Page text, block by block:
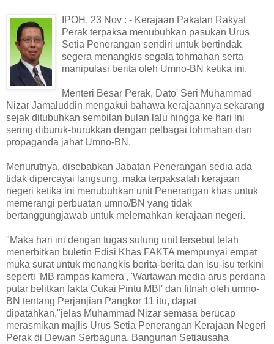
IPOH, 23 Nov : - Kerajaan Pakatan Rakyat
Perak terpaksa menubuhkan pasukan Urus
Setia Penerangan sendiri untuk bertindak
segera menangkis segala tohmahan serta
manipulasi berita oleh Umno-BN ketika ini.
Menteri Besar Perak, Dato' Seri Muhammad
Nizar Jamaluddin mengakui bahawa kerajaannya sekarang
sejak ditubuhkan sembilan bulan lalu hingga ke hari ini
sering diburuk-burukkan dengan pelbagai tohmahan dan
propaganda jahat Umno-BN.
Menurutnya, disebabkan Jabatan Penerangan sedia ada
tidak dipercayai langsung, maka terpaksalah kerajaan
negeri ketika ini menubuhkan unit Penerangan khas untuk
memerangi perbuatan umno/BN yang tidak
bertanggungjawab untuk melemahkan kerajaan negeri.
"Maka hari ini dengan tugas sulung unit tersebut telah
menerbitkan buletin Edisi Khas FAKTA mempunyai empat
muka surat untuk menangkis berita-berita dan isu-isu terkini
seperti 'MB rampas kamera', 'Wartawan media arus perdana
putar belitkan fakta Cukai Pintu MBI' dan fitnah oleh umno-
BN tentang Perjanjian Pangkor 11 itu, dapat
dipatahkan,"jelas Muhammad Nizar semasa berucap
merasmikan majlis Urus Setia Penerangan Kerajaan Negeri
Perak di Dewan Serbaguna, Bangunan Setiausaha